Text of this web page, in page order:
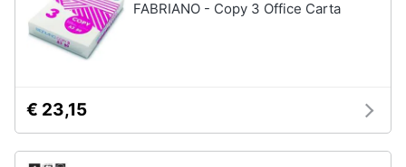
Salute
e
Beauty
FABRIANO - Copy 3 Office Carta
€ 23,15